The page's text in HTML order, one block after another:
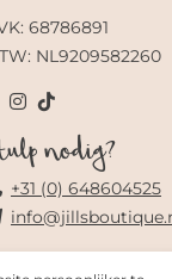
68786891
NL9209582260
nodig?
+31 (0) 648604525